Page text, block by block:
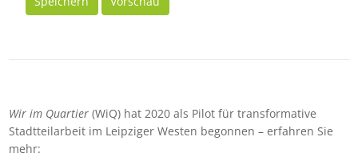
Wir im Quartier(WiQ) hat 2020 als Pilot für transformative
Stadtteilarbeit im Leipziger Westen begonnen – erfahren Sie
mehr: